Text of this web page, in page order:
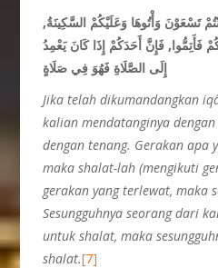
تَسْعَوْنَ وَأْتُوهَا وَعَلَيْكُمْ السَّكِينَةُ,
فَأَتِمُّوا, فَإِنَّ أَحَدَكُمْ إِذَا كَانَ يَعْمِدُ
إِلَى الصَّلَاةِ فَهُوَ فِي صَلَاةٍ
Jika telah dikumandangkan
kalian mendatanginya
dengan tenang. Gerakan apa
maka shalat-lah (mengikuti
gerakan yang terlewat, maka
Sesungguhnya seorang dari
untuk shalat, maka
shalat.[7]